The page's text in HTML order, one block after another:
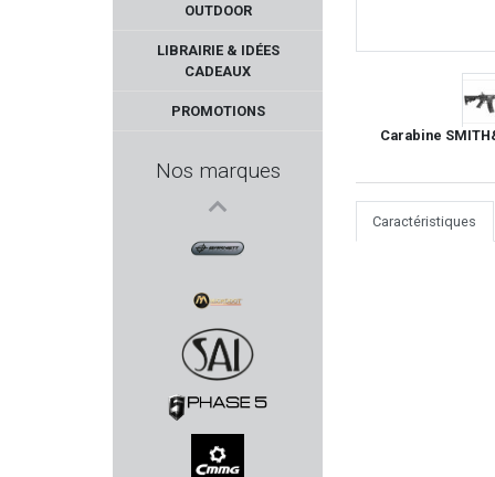
OUTDOOR
LIBRAIRIE & IDÉES
CADEAUX
PROMOTIONS
Nos marques
MEC
BARNETT
MICRODOT
SAI
PHASE 5
Carabine
Caractéristiques